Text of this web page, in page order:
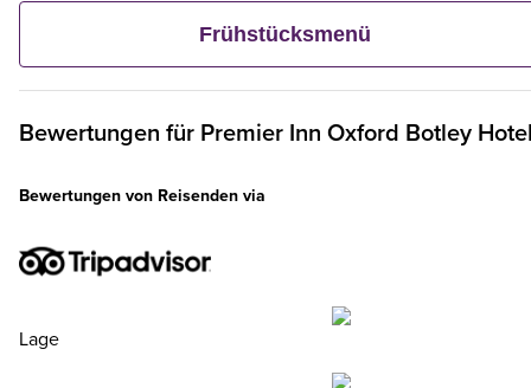
kontinentalen Köstlichkeiten wie Obst, Müsli und frischem
Gebäck. Und wenn ein Erwachsener ein Premier Inn-
bestellt, frühstücken bis zu zwei Kinder kostenlos mit.**
Frühstücksmenü
Bewertungen für Premier Inn Oxford Botley
Bewertungen von Reisenden via
Lage